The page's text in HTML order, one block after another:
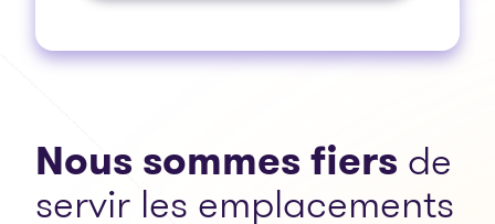
Nous sommes fiers de
servir les emplacements